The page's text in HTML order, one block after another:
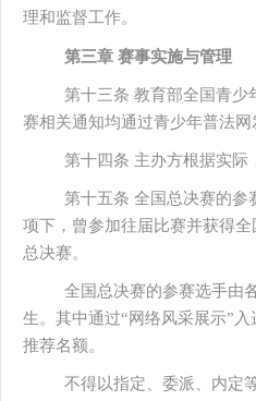
理和监督工作。
第三章 赛事实施与管理
第十三条 教育部全国青少
赛相关通知均通过青少年普法网
第十四条 主办方根据实际
第十五条 全国总决赛的参
项下，曾参加往届比赛并获得
总决赛。
全国总决赛的参赛选手由
生。其中通过“网络风采展示”
推荐名额。
不得以指定、委派、内定